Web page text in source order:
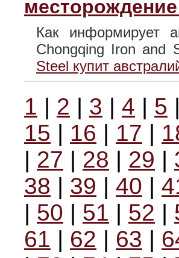
Как информирует
Chongqing Iron
Steel купит
1 | 2 | 3 | 4 | 5 |
15 | 16 | 17 |
| 27 | 28 | 29 |
38 | 39 | 40 |
| 50 | 51 | 52 |
61 | 62 | 63 |